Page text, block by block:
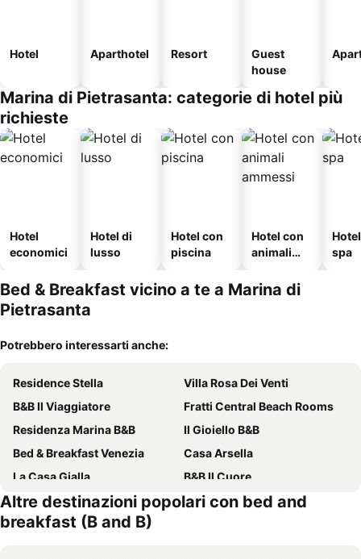
Hotel Aparthotel Resort
Guest
house
Marina di Pietrasanta: categorie di hotel più
richieste
Hotel
economici
Hotel di
lusso
Hotel con
piscina
Hotel con
animali
spa
Bed & Breakfast vicino a te a Marina di
Pietrasanta
Potrebbero interessarti anche:
Residence Stella
Villa Rosa Dei Venti
B&B Il Viaggiatore
Fratti Central Beach Rooms
Residenza Marina B&B
Il Gioiello B&B
Bed & Breakfast Venezia
Casa Arsella
La Casa Gialla
B&B Il Cuore
Florinda B&b Viareggio
La corte dei tre
Liù B&B
Altre destinazioni popolari con bed and
breakfast (B and B)